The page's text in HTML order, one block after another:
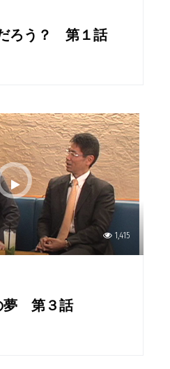
ろう？ 第１話
1,415
夢 第３話